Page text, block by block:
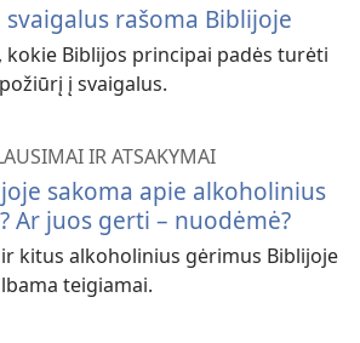
svaigalus rašoma Biblijoje
kokie Biblijos principai padės turėti
į svaigalus.
IR ATSAKYMAI
sakoma apie alkoholinius
Ar juos gerti – nuodėmė?
kitus alkoholinius gėrimus Biblijoje
teigiamai.